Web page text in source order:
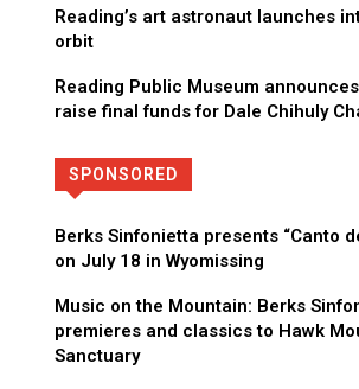
Reading’s art astronaut launches
orbit
Reading Public Museum
raise final funds for Dale Chihuly
SPONSORED
Berks Sinfonietta presents “Canto
on July 18 in Wyomissing
Music on the Mountain: Berks
premieres and classics to Hawk
Sanctuary